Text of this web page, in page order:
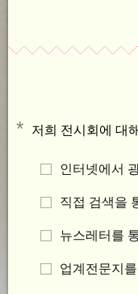
* 저희 전시회에 대
인터넷에서
직접 검색을
뉴스레터를
업계전문지